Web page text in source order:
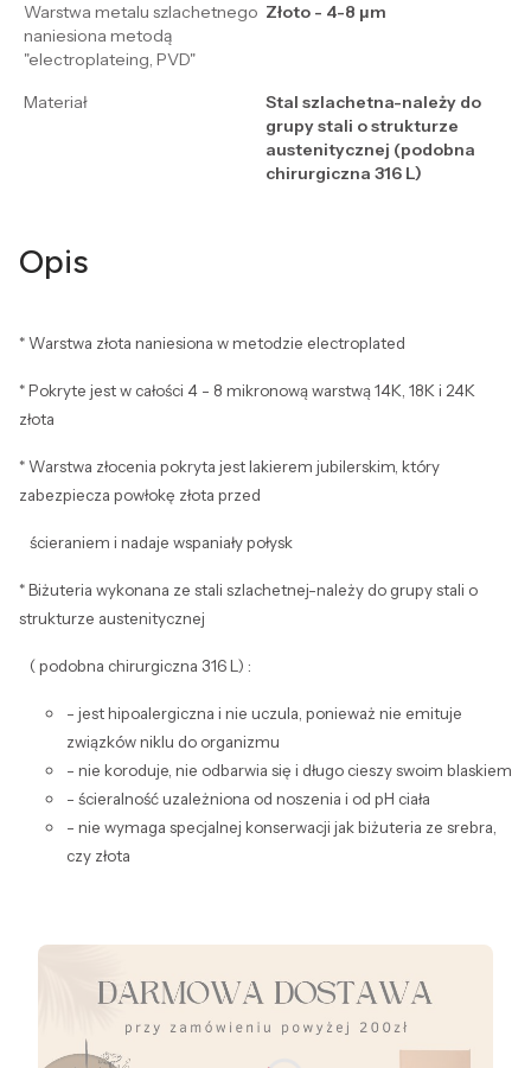
Warstwa metalu szlachetnego
naniesiona metodą
"electroplateing, PVD"
Złoto - 4-8 μm
Materiał
Stal szlachetna-należy do
grupy stali o strukturze
austenitycznej (podobna
chirurgiczna 316 L)
Opis
* Warstwa złota naniesiona w metodzie electroplated
* Pokryte jest w całości 4 - 8 mikronową warstwą 14K, 18K i 24K
złota
* Warstwa złocenia pokryta jest lakierem jubilerskim, który
zabezpiecza powłokę złota przed
ścieraniem i nadaje wspaniały połysk
* Biżuteria wykonana ze stali szlachetnej-należy do grupy stali o
strukturze austenitycznej
( podobna chirurgiczna 316 L) :
- jest hipoalergiczna i nie uczula, ponieważ nie emituje
związków niklu do organizmu
- nie koroduje, nie odbarwia się i długo cieszy swoim blaskiem
- ścieralność uzależniona od noszenia i od pH ciała
- nie wymaga specjalnej konserwacji jak biżuteria ze srebra,
czy złota